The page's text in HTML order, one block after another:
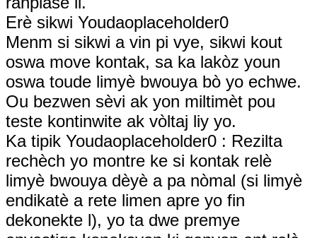
Erè sikwi Youdaoplaceholder0
Menm si sikwi a vin pi vye, sikwi kout
oswa move kontak, sa ka lakòz youn
oswa toude limyè bwouya bò yo echwe.
Ou bezwen sèvi ak yon miltimèt pou
teste kontinwite ak vòltaj liy yo.
Ka tipik Youdaoplaceholder0 : Rezilta
rechèch yo montre ke si kontak relè
limyè bwouya dèyè a pa nòmal (si limyè
endikatè a rete limen apre yo fin
dekonekte l), yo ta dwe premye